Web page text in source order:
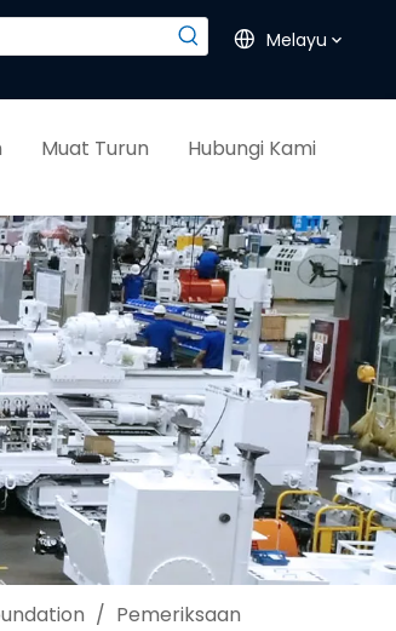
Melayu
Muat Turun Hubungi Kami
/ Pemeriksaan